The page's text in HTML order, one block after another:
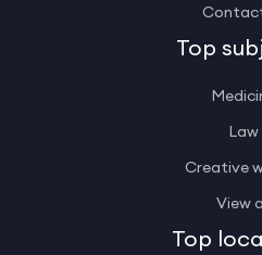
Top
Law
Creative
View
Top